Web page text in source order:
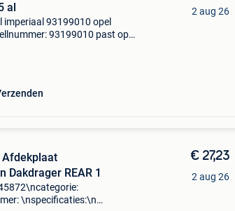
al
imperiaal 93199010 opel
93199010 past op
2 aug 26
Afdekplaat
Dakdrager REAR 1
\nspecificaties:\n
€ 27,23
2 aug 26